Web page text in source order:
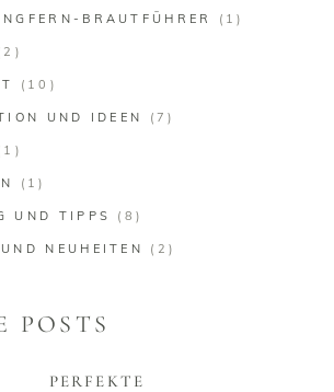
BRAUTFÜHRER (1)
(10)
UND IDEEN (7)
(1)
UND TIPPS (8)
NEUHEITEN (2)
POSTS
PERFEKTE